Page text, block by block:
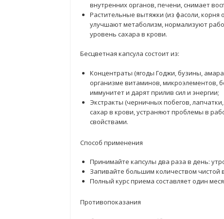
внутренних органов, печени, снимает
Растительные вытяжки (из фасоли, корня
улучшают метаболизм, нормализуют
уровень сахара в крови.
Бесцветная капсула состоит из:
Концентраты (ягоды Годжи, бузины,
организме витаминов, микроэлементов,
иммунитет и дарят прилив сил и энергии;
Экстракты (черничных побегов,
сахар в крови, устраняют проблемы в
свойствами.
Способ применения
Принимайте капсулы два раза в день:
Запивайте большим количеством чистой
Полный курс приема составляет один
Противопоказания